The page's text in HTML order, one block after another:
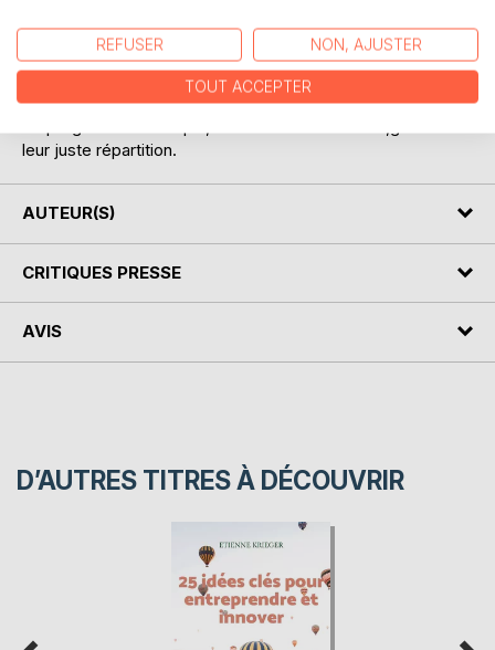
Par un brève histoire des idées libérales, puis la critique
des excès néolibéraux et celle d'un Etat qui s'épuise à en
corriger les effets en ignorant leurs causes "Le libéralisme
pour le XXI° siècle" propose un "monde d'après" soucieux
leur juste répartition.
AUTEUR(S)
CRITIQUES PRESSE
AVIS
D’AUTRES TITRES À DÉCOUVRIR
REFUSER NON, AJUSTER
TOUT ACCEPTER